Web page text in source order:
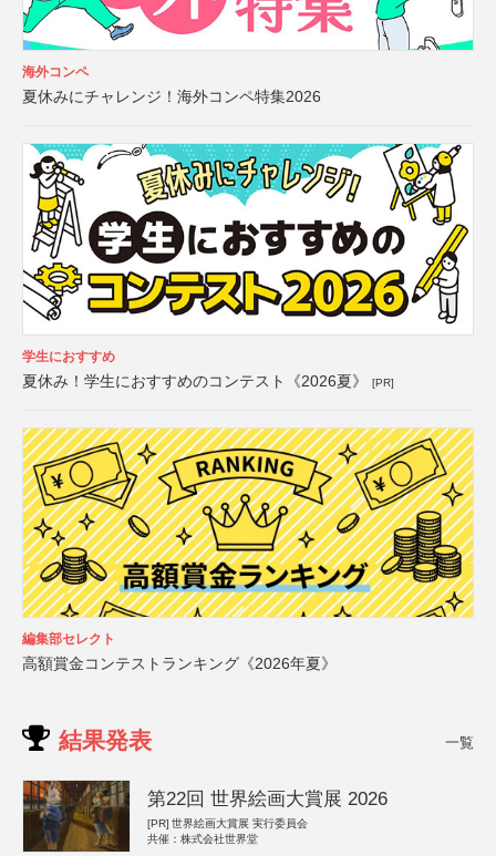
海外コンペ
夏休みにチャレンジ！海外コンペ特集2026
学生におすすめ
夏休み！学生におすすめのコンテスト《2026夏》 [PR]
編集部セレクト
高額賞金コンテストランキング《2026年夏》
結果発表 一覧
第22回 世界絵画大賞展 2026
[PR] 世界絵画大賞展 実行委員会
共催：株式会社世界堂